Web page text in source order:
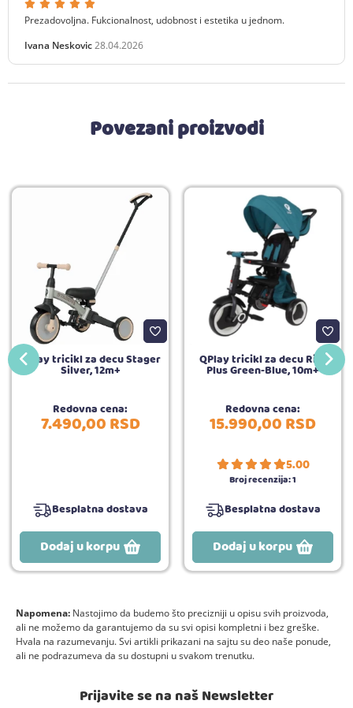
Prezadovoljna. Fukcionalnost, udobnost i estetika u jednom.
Ivana Neskovic28.04.2026
Povezani proizvodi
QPlay tricikl za decu Stager
Silver, 12m+
Redovna cena:
7.490,00RSD
Besplatna dostava
Dodaj u korpu
QPlay tricikl za decu Rito
Plus Green-Blue, 10m+
Redovna cena:
15.990,00RSD
5.00
Broj recenzija:1
Besplatna dostava
Dodaj u korpu
Napomena: Nastojimo da budemo što precizniji u opisu svih proizvoda,
ali ne možemo da garantujemo da su svi opisi kompletni i bez greške.
Hvala na razumevanju. Svi artikli prikazani na sajtu su deo naše ponude,
ali ne podrazumeva da su dostupni u svakom trenutku.
Prijavite se na naš Newsletter